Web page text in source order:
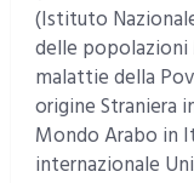
(Istituto
delle
malattie della
origine Straniera
Mondo Arabo in
internazionale